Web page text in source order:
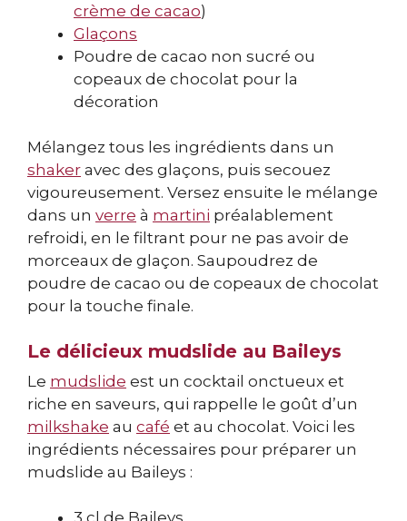
crème de cacao)
Glaçons
Poudre de cacao non sucré ou
copeaux de chocolat pour la
décoration
Mélangez tous les ingrédients dans un
shaker avec des glaçons, puis secouez
vigoureusement. Versez ensuite le mélange
dans un verre à martini préalablement
refroidi, en le filtrant pour ne pas avoir de
morceaux de glaçon. Saupoudrez de
poudre de cacao ou de copeaux de chocolat
pour la touche finale.
Le délicieux mudslide au Baileys
Le mudslide est un cocktail onctueux et
riche en saveurs, qui rappelle le goût d’un
milkshake au café et au chocolat. Voici les
ingrédients nécessaires pour préparer un
mudslide au Baileys :